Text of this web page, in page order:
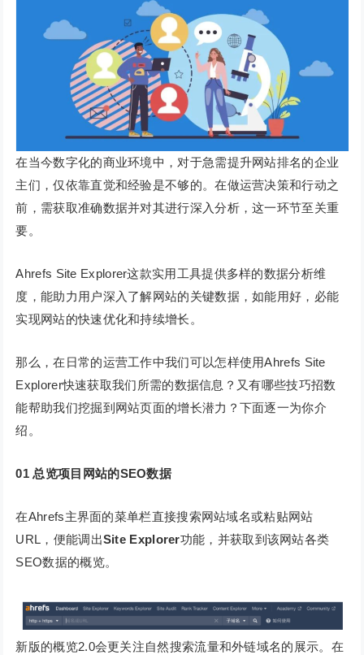
在当今数字化的商业环境中，对于急需提升网站排名的企业
主们，仅依靠直觉和经验是不够的。在做运营决策和行动之
前，需获取准确数据并对其进行深入分析，这一环节至关重
要。
Ahrefs Site Explorer这款实用工具提供多样的数据分析维
度，能助力用户深入了解网站的关键数据，如能用好，必能
实现网站的快速优化和持续增长。
那么，在日常的运营工作中我们可以怎样使用Ahrefs Site
Explorer快速获取我们所需的数据信息？又有哪些技巧招数
能帮助我们挖掘到网站页面的增长潜力？下面逐一为你介
绍。
01 总览项目网站的SEO数据
在Ahrefs主界面的菜单栏直接搜索网站域名或粘贴网站
URL，便能调出Site Explorer功能，并获取到该网站各类
SEO数据的概览。
新版的概览2.0会更关注自然搜索流量和外链域名的展示。在